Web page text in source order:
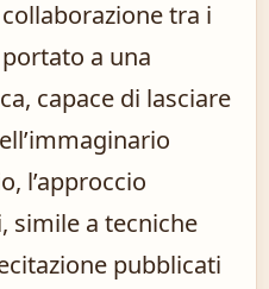
tra i
a una
capace di lasciare
l’approccio
simile a tecniche
pubblicati